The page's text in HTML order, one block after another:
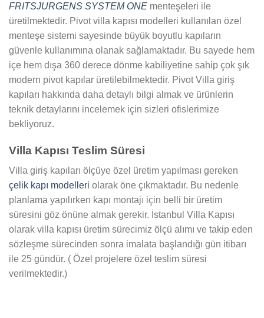
FRITSJURGENS SYSTEM ONE menteşeleri ile
üretilmektedir. Pivot villa kapısı modelleri kullanılan özel
menteşe sistemi sayesinde büyük boyutlu kapıların
güvenle kullanımına olanak sağlamaktadır. Bu sayede hem
içe hem dışa 360 derece dönme kabiliyetine sahip çok şık
modern pivot kapılar üretilebilmektedir. Pivot Villa giriş
kapıları hakkında daha detaylı bilgi almak ve ürünlerin
teknik detaylarını incelemek için sizleri ofislerimize
bekliyoruz.
Villa Kapısı Teslim Süresi
Villa giriş kapıları ölçüye özel üretim yapılması gereken
çelik kapı modelleri olarak öne çıkmaktadır. Bu nedenle
planlama yapılırken kapı montajı için belli bir üretim
süresini göz önüne almak gerekir. İstanbul Villa Kapısı
olarak villa kapısı üretim sürecimiz ölçü alımı ve takip eden
sözleşme sürecinden sonra imalata başlandığı gün itibarı
ile 25 gündür. ( Özel projelere özel teslim süresi
verilmektedir.)